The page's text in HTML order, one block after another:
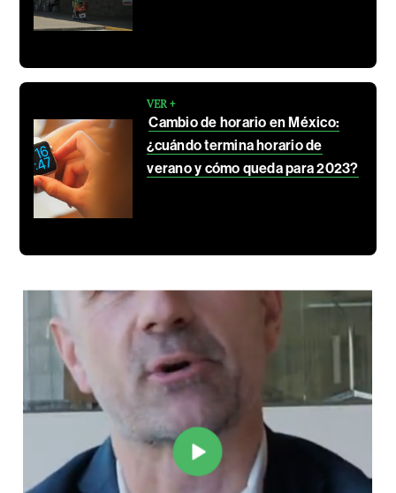
VER +
Cambio de horario en México:
¿cuándo termina horario de
verano y cómo queda para 2023?